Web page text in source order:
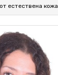
естествена кожа